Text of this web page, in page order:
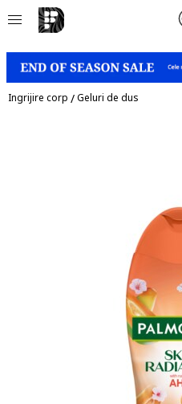
Ingrijire corp /Geluri de dus